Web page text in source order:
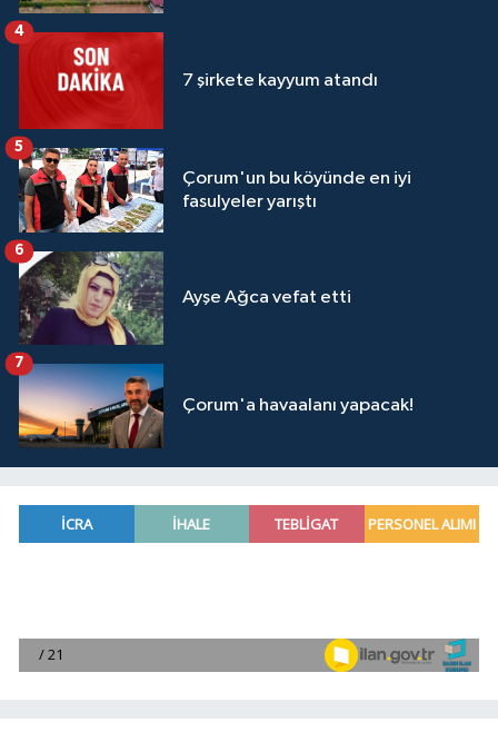
7 şirkete kayyum atandı
4
Çorum'un bu köyünde en iyi
fasulyeler yarıştı
5
Ayşe Ağca vefat etti
6
Çorum'a havaalanı yapacak!
7